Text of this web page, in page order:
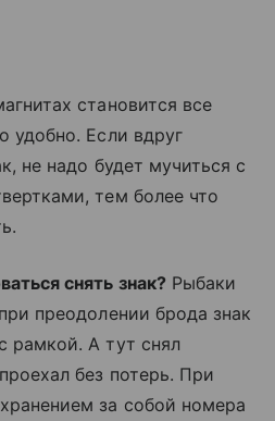
становится все
удобно. Если вдруг
не надо будет мучиться с
тем более что
снять знак?Рыбаки
преодолении брода знак
рамкой. А тут снял
без потерь. При
за собой номера